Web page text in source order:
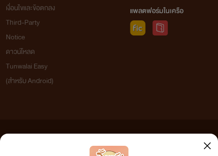
เงื่อนไขและข้อตกลง
Third-Party
Notice
ดาวน์โหลด
Tunwalai Easy
(สำหรับ Android)
แพลตฟอร์มในเครือ
เว็บไซต์แห่งนี้ไม่ได้เห็นด้วยและไม่ขอรับผิดชอบต่อข้อความใดๆ ทั้งสิ้น ดังนั้นผู้อ่านทุกท่านโปรดใช้